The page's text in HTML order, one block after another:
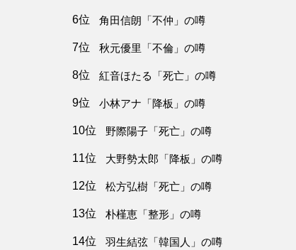
6位 角田信朗「不仲」の噂
7位 秋元優里「不倫」の噂
8位 紅音ほたる「死亡」の噂
9位 小林アナ「降板」の噂
10位 野際陽子「死亡」の噂
11位 大野勢太郎「降板」の噂
12位 松方弘樹「死亡」の噂
13位 朴槿恵「整形」の噂
14位 羽生結弦「韓国人」の噂